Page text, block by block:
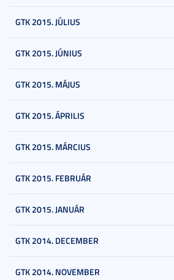
GTK 2015. JÚLIUS
GTK 2015. JÚNIUS
GTK 2015. MÁJUS
GTK 2015. ÁPRILIS
GTK 2015. MÁRCIUS
GTK 2015. FEBRUÁR
GTK 2015. JANUÁR
GTK 2014. DECEMBER
GTK 2014. NOVEMBER